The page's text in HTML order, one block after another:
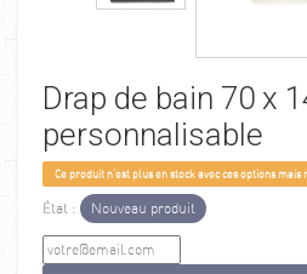
Drap de bain 70 x
personnalisable
Ce produit n'est plus en stock avec ces options
État : Nouveau produit